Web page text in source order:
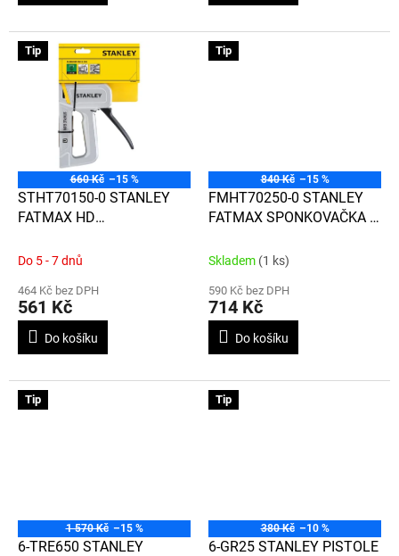
Tip
660 Kč –15 %
STHT70150-0 STANLEY
FATMAX HD
Do 5 - 7 dnů
464 Kč bez DPH
561 Kč
Do košíku
Tip
840 Kč –15 %
FMHT70250-0 STANLEY
FATMAX SPONKOVAČKA 2
Skladem (1 ks)
590 Kč bez DPH
714 Kč
Do košíku
Tip
1 570 Kč –15 %
6-TRE650 STANLEY
Tip
380 Kč –10 %
6-GR25 STANLEY PISTOLE